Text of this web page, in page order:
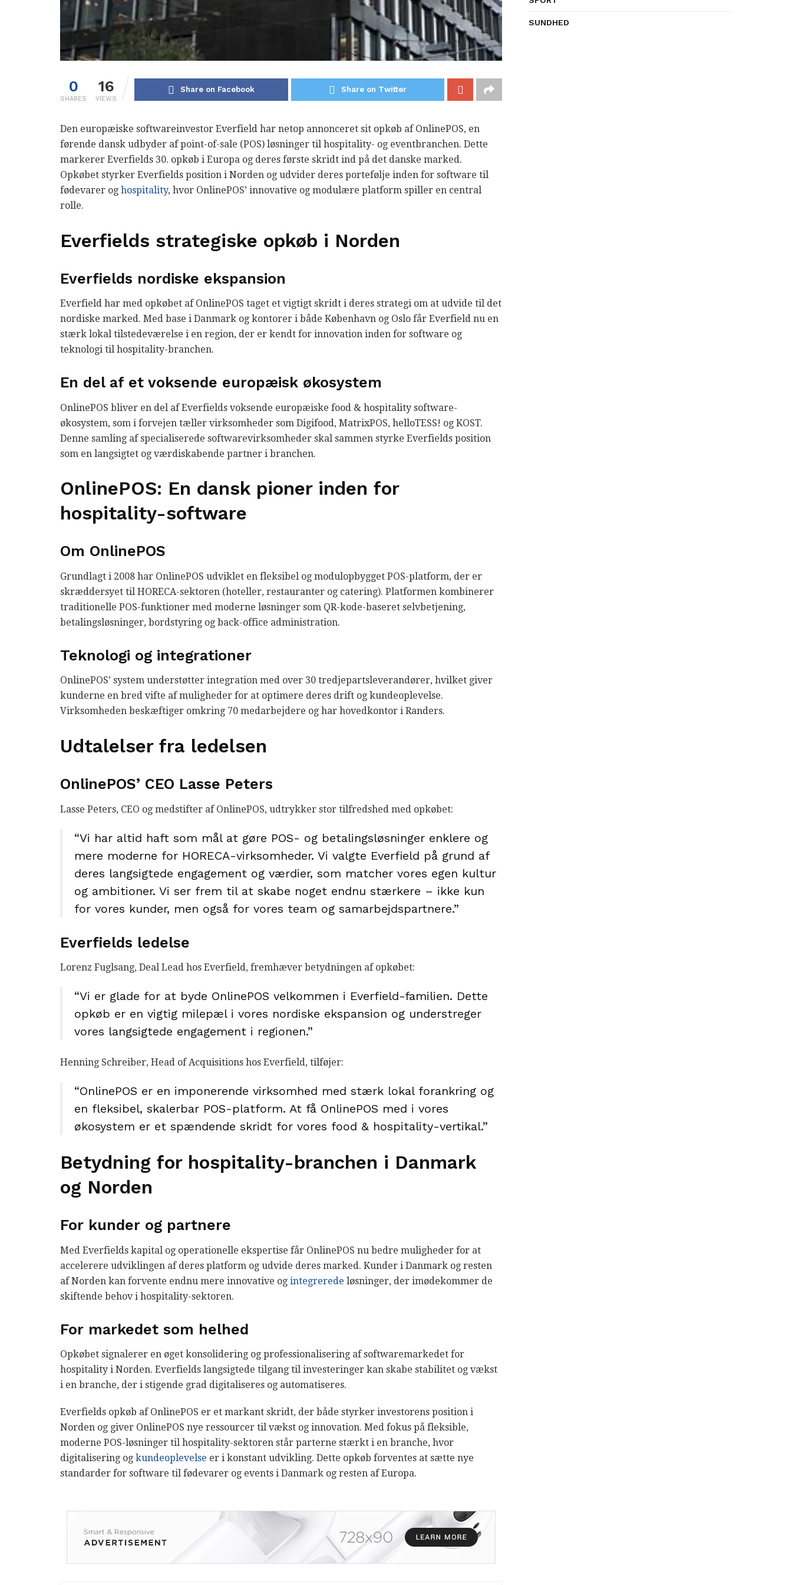
0
SHARES
16
VIEWS
Share on Facebook Share on Twitter
Den europæiske softwareinvestor Everfield har netop annonceret sit opkøb af OnlinePOS, en
førende dansk udbyder af point-of-sale (POS) løsninger til hospitality- og eventbranchen. Dette
markerer Everfields 30. opkøb i Europa og deres første skridt ind på det danske marked.
Opkøbet styrker Everfields position i Norden og udvider deres portefølje inden for software til
fødevarer og hospitality, hvor OnlinePOS’ innovative og modulære platform spiller en central
rolle.
Everfields strategiske opkøb i Norden
Everfields nordiske ekspansion
Everfield har med opkøbet af OnlinePOS taget et vigtigt skridt i deres strategi om at udvide til det
nordiske marked. Med base i Danmark og kontorer i både København og Oslo får Everfield nu en
stærk lokal tilstedeværelse i en region, der er kendt for innovation inden for software og
teknologi til hospitality-branchen.
En del af et voksende europæisk økosystem
OnlinePOS bliver en del af Everfields voksende europæiske food & hospitality software-
økosystem, som i forvejen tæller virksomheder som Digifood, MatrixPOS, helloTESS! og KOST.
Denne samling af specialiserede softwarevirksomheder skal sammen styrke Everfields position
som en langsigtet og værdiskabende partner i branchen.
OnlinePOS: En dansk pioner inden for
hospitality-software
Om OnlinePOS
Grundlagt i 2008 har OnlinePOS udviklet en fleksibel og modulopbygget POS-platform, der er
skræddersyet til HORECA-sektoren (hoteller, restauranter og catering). Platformen kombinerer
traditionelle POS-funktioner med moderne løsninger som QR-kode-baseret selvbetjening,
betalingsløsninger, bordstyring og back-office administration.
Teknologi og integrationer
OnlinePOS’ system understøtter integration med over 30 tredjepartsleverandører, hvilket giver
kunderne en bred vifte af muligheder for at optimere deres drift og kundeoplevelse.
Virksomheden beskæftiger omkring 70 medarbejdere og har hovedkontor i Randers.
Udtalelser fra ledelsen
OnlinePOS’ CEO Lasse Peters
Lasse Peters, CEO og medstifter af OnlinePOS, udtrykker stor tilfredshed med opkøbet:
“Vi har altid haft som mål at gøre POS- og betalingsløsninger enklere og
mere moderne for HORECA-virksomheder. Vi valgte Everfield på grund af
deres langsigtede engagement og værdier, som matcher vores egen kultur
og ambitioner. Vi ser frem til at skabe noget endnu stærkere – ikke kun
for vores kunder, men også for vores team og samarbejdspartnere.”
Everfields ledelse
Lorenz Fuglsang, Deal Lead hos Everfield, fremhæver betydningen af opkøbet:
“Vi er glade for at byde OnlinePOS velkommen i Everfield-familien. Dette
opkøb er en vigtig milepæl i vores nordiske ekspansion og understreger
vores langsigtede engagement i regionen.”
Henning Schreiber, Head of Acquisitions hos Everfield, tilføjer:
“OnlinePOS er en imponerende virksomhed med stærk lokal forankring og
en fleksibel, skalerbar POS-platform. At få OnlinePOS med i vores
økosystem er et spændende skridt for vores food & hospitality-vertikal.”
Betydning for hospitality-branchen i Danmark
og Norden
For kunder og partnere
Med Everfields kapital og operationelle ekspertise får OnlinePOS nu bedre muligheder for at
accelerere udviklingen af deres platform og udvide deres marked. Kunder i Danmark og resten
af Norden kan forvente endnu mere innovative og integrerede løsninger, der imødekommer de
skiftende behov i hospitality-sektoren.
For markedet som helhed
Opkøbet signalerer en øget konsolidering og professionalisering af softwaremarkedet for
hospitality i Norden. Everfields langsigtede tilgang til investeringer kan skabe stabilitet og vækst
i en branche, der i stigende grad digitaliseres og automatiseres.
Everfields opkøb af OnlinePOS er et markant skridt, der både styrker investorens position i
Norden og giver OnlinePOS nye ressourcer til vækst og innovation. Med fokus på fleksible,
moderne POS-løsninger til hospitality-sektoren står parterne stærkt i en branche, hvor
digitalisering og kundeoplevelse er i konstant udvikling. Dette opkøb forventes at sætte nye
standarder for software til fødevarer og events i Danmark og resten af Europa.
SUNDHED